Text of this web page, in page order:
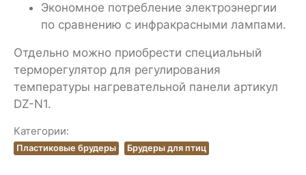
Экономное потребление электроэнергии
по сравнению с инфракрасными лампами.
Отдельно можно приобрести специальный
терморегулятор для регулирования
температуры нагревательной панели артикул
DZ-N1.
Категории:
Пластиковые брудеры Брудеры для птиц